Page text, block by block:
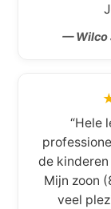
— Wilco
“Hele
de
Mijn zoon
veel